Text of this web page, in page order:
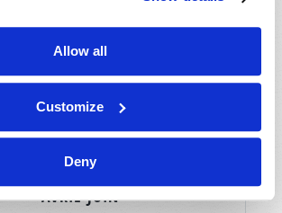
Allow all
Customize
Deny
AVRIL-JUIN